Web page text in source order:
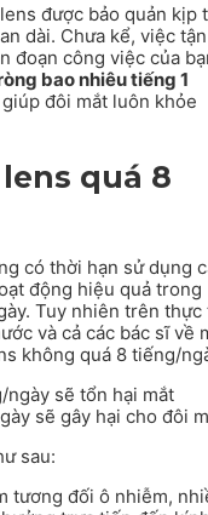
được bảo quản kịp
dài. Chưa kể, việc tận
đoạn công việc của
bao nhiêu tiếng 1
đôi mắt luôn khỏe
quá 8
có thời hạn sử dụng
động hiệu quả trong
Tuy nhiên trên thực
và cả các bác sĩ về
không quá 8 tiếng/
sẽ gây hại cho đôi
sau:
tương đối ô nhiễm,